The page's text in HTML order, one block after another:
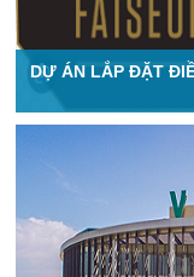
DỰ ÁN LẮP ĐẶT